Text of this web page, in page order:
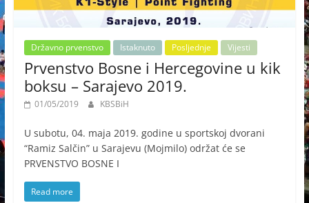
Državno prvenstvo Istaknuto Posljednje Vijesti
Prvenstvo Bosne i Hercegovine u kik
boksu – Sarajevo 2019.
01/05/2019 KBSBiH
U subotu, 04. maja 2019. godine u sportskoj dvorani
“Ramiz Salčin” u Sarajevu (Mojmilo) održat će se
PRVENSTVO BOSNE I
Read more